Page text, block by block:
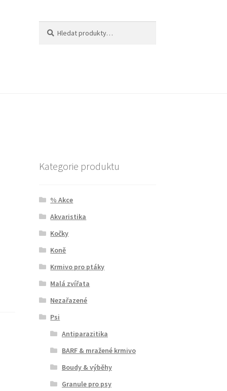
Kategorie produktu
% Akce
Akvaristika
Kočky
Koně
Krmivo pro ptáky
Malá zvířata
Nezařazené
Psi
Antiparazitika
BARF & mražené krmivo
Boudy & výběhy
Granule pro psy